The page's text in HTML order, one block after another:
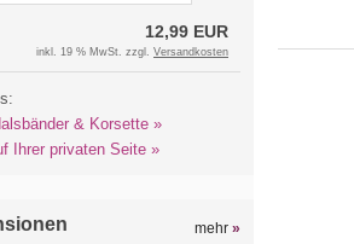
12,99 EUR
inkl. 19 % MwSt. zzgl. Versandkosten
& Korsette »
Ihrer privaten Seite »
mehr »